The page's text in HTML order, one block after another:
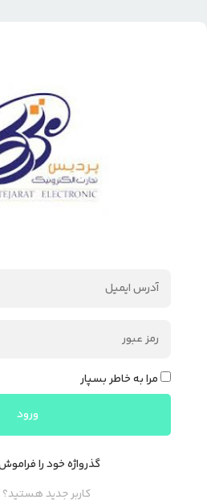
مرا به خاطر بسپار
ورود
گذرواژه خود را
کاربر جدید هستید؟